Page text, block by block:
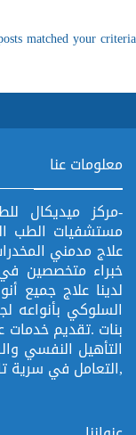
matched your criteria.
معلومات عنا
-مركز ميديكال
مستشفيات الطب
علاج مدمني
خبراء متخصصين
لدينا علاج جميع
السلوكي بأنواعه
بنات .تقديم خدمات
التأهيل النفسي
,التعامل في سرية